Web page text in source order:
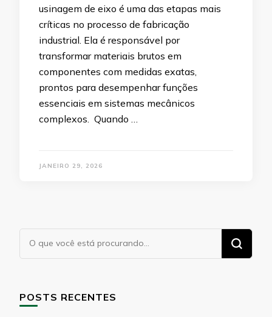
usinagem de eixo é uma das etapas mais
críticas no processo de fabricação
industrial. Ela é responsável por
transformar materiais brutos em
componentes com medidas exatas,
prontos para desempenhar funções
essenciais em sistemas mecânicos
complexos. Quando …
JANEIRO 29, 2026
Procurando
algo?
POSTS RECENTES